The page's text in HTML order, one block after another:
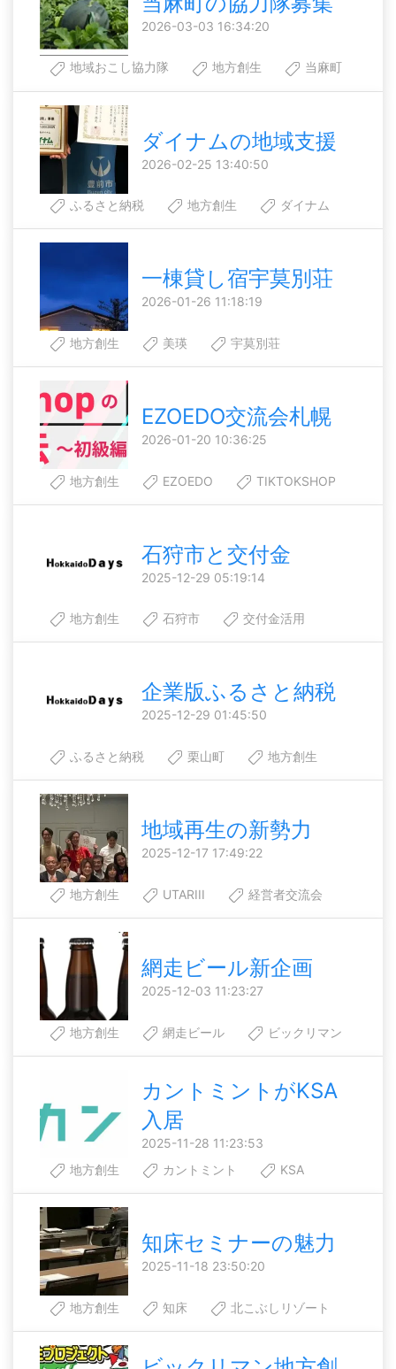
2026-03-03 16:34:20
地域おこし協力隊 地方創生 当麻町
ダイナムの地域支援
2026-02-25 13:40:50
ふるさと納税 地方創生 ダイナム
一棟貸し宿宇莫別荘
2026-01-26 11:18:19
地方創生 美瑛 宇莫別荘
EZOEDO交流会札幌
2026-01-20 10:36:25
地方創生 EZOEDO TIKTOKSHOP
石狩市と交付金
2025-12-29 05:19:14
地方創生 石狩市 交付金活用
企業版ふるさと納税
2025-12-29 01:45:50
ふるさと納税 栗山町 地方創生
地域再生の新勢力
2025-12-17 17:49:22
地方創生 UTARIII 経営者交流会
網走ビール新企画
2025-12-03 11:23:27
地方創生 網走ビール ビックリマン
カントミントがKSA
入居
2025-11-28 11:23:53
地方創生
カントミント KSA
知床セミナーの魅力
2025-11-18 23:50:20
地方創生 知床 北こぶしリゾート